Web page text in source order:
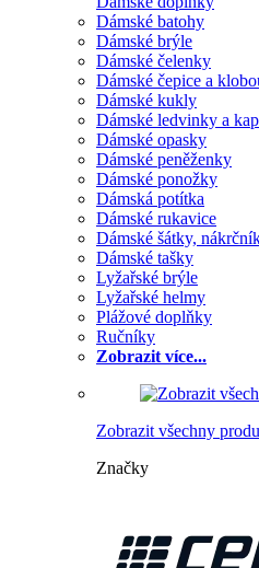
Dámské batohy
Dámské brýle
Dámské čelenky
Dámské čepice a
Dámské kukly
Dámské ledvinky a
Dámské opasky
Dámské peněženky
Dámské ponožky
Dámská potítka
Dámské rukavice
Dámské šátky,
Dámské tašky
Lyžařské brýle
Lyžařské helmy
Plážové doplňky
Ručníky
Zobrazit více...
Zobrazit všechny
Značky